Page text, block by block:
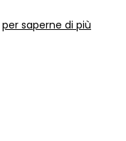
per saperne di più